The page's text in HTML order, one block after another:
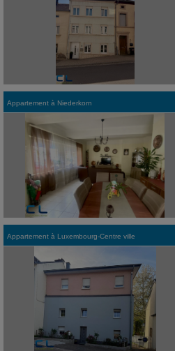
Appartement à Niederkorn
Appartement à Luxembourg-Centre ville